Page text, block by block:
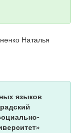
Наталья
языков